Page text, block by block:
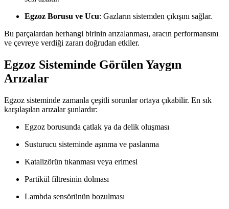
Egzoz Borusu ve Ucu: Gazların sistemden çıkışını sağlar.
Bu parçalardan herhangi birinin arızalanması, aracın performansını
ve çevreye verdiği zararı doğrudan etkiler.
Egzoz Sisteminde Görülen Yaygın
Arızalar
Egzoz sisteminde zamanla çeşitli sorunlar ortaya çıkabilir. En sık
karşılaşılan arızalar şunlardır:
Egzoz borusunda çatlak ya da delik oluşması
Susturucu sisteminde aşınma ve paslanma
Katalizörün tıkanması veya erimesi
Partikül filtresinin dolması
Lambda sensörünün bozulması